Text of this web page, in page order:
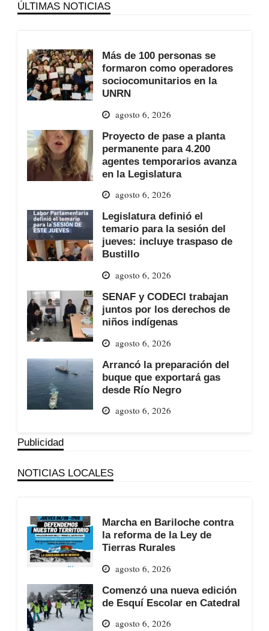
ÚLTIMAS NOTICIAS
Más de 100 personas se
formaron como operadores
sociocomunitarios en la
UNRN
agosto 6, 2026
Proyecto de pase a planta
permanente para 4.200
agentes temporarios avanza
en la Legislatura
agosto 6, 2026
Legislatura definió el
temario para la sesión del
jueves: incluye traspaso de
Bustillo
agosto 6, 2026
SENAF y CODECI trabajan
juntos por los derechos de
niños indígenas
agosto 6, 2026
Arrancó la preparación del
buque que exportará gas
desde Río Negro
agosto 6, 2026
Publicidad
NOTICIAS LOCALES
Marcha en Bariloche contra
la reforma de la Ley de
Tierras Rurales
agosto 6, 2026
Comenzó una nueva edición
de Esquí Escolar en Catedral
agosto 6, 2026